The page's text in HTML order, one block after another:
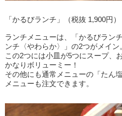
「かるびランチ」（税抜 1,900円）
ランチメニューは、「かるびラン
ンチ〈やわらか〉」の2つがメイン
この2つには小皿が5つにスープ、
かなりボリューミー！
その他にも通常メニューの「たん
メニューも注文できます。